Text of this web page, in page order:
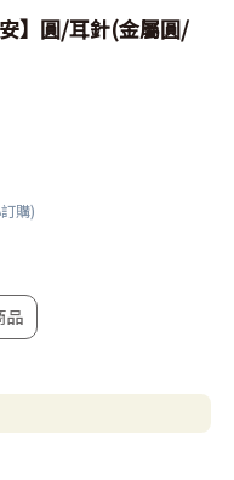
】圓/耳針(金屬圓/
購)
品